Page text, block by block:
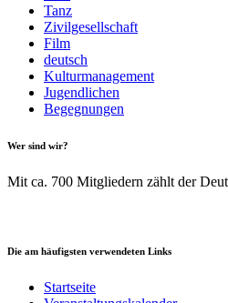
Tanz
Zivilgesellschaft
Film
deutsch
Kulturmanagement
Jugendlichen
Begegnungen
Wer sind wir?
Mit ca. 700 Mitgliedern zählt der
Die am häufigsten verwendeten Links
Startseite